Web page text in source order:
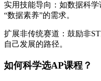
实用技能导向：如数据科
“数据素养”的需求。
扩展非传统赛道：鼓励非
自己发展的路径。
如何科学选AP课程？